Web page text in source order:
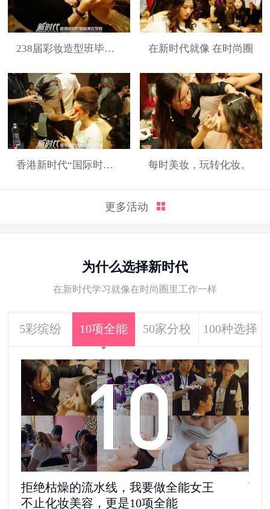
238届彩妆造型班毕业展 在新时代就像 在时尚圈
香港新时代“国际时装周”展演造型 每时美妆，玩转化妆。
更多活动
为什么选择新时代
在新时代学习就像在时尚圈里工作一样
5彩缤纷 10项全能 50家分校 100种选择
拒绝枯燥的流水线，我要做全能女王
不止化妆美容，更是10项全能
离